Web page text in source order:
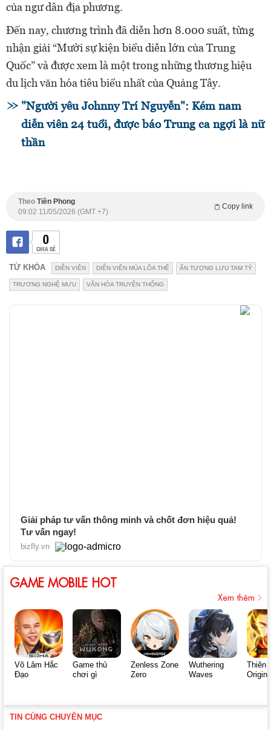
của ngư dân địa phương.
Đến nay, chương trình đã diễn hơn 8.000 suất, từng
nhận giải “Mười sự kiện biểu diễn lớn của Trung
Quốc” và được xem là một trong những thương hiệu
du lịch văn hóa tiêu biểu nhất của Quảng Tây.
"Người yêu Johnny Trí Nguyễn": Kém nam
diễn viên 24 tuổi, được báo Trung ca ngợi là nữ
thần
Theo Tiền Phong
Copy link
09:02 11/05/2026 (GMT +7)
0
CHIA SẺ
TỪ KHÓA DIỄN VIÊN DIỄN VIÊN MÚA LÕA THỂ ẤN TƯỢNG LƯU TAM TỶ
TRƯƠNG NGHỆ MƯU VĂN HÓA TRUYỀN THỐNG
Giải pháp tư vấn thông minh và chốt đơn hiệu quả!
Tư vấn ngay!
bizfly.vn
GAME MOBILE HOT
Xem thêm
Võ Lâm Hắc
Đạo
Game thủ
chơi gì
Zenless Zone
Zero
Wuthering
Waves
Thiên
Origin
TIN CÙNG CHUYÊN MỤC